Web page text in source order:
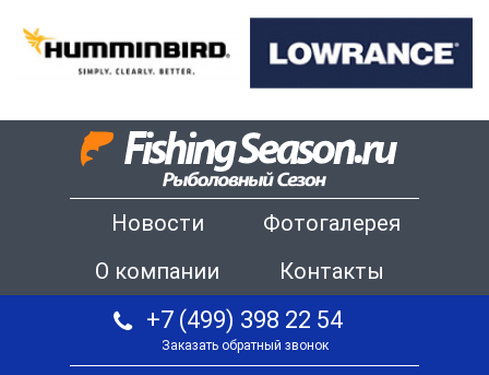
Новости
Фотогалерея
О компании
Контакты
+7 (499) 398 22 54
Заказать обратный звонок